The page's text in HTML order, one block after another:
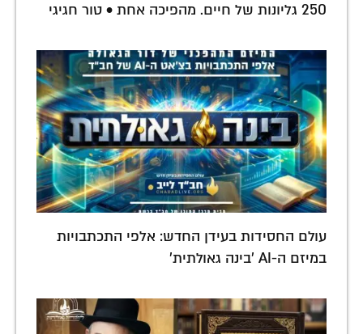
250 גליונות של חיים. מהפיכה אחת • טור חגיגי
עולם החסידות בעידן החדש: אלפי התכתבויות
במיזם ה-AI 'בינה גאולתית'